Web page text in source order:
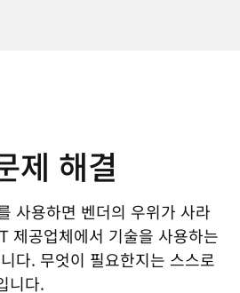
제 해결
사용하면 벤더의 우위가 사라
제공업체에서 기술을 사용하는
다. 무엇이 필요한지는 스스로
니다.